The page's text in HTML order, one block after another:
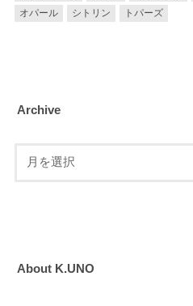
オパール
シトリン トパーズ
Archive
About K.UNO